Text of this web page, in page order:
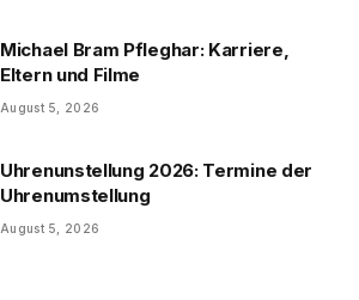
Michael Bram Pfleghar: Karriere,
Eltern und Filme
August 5, 2026
Uhrenunstellung 2026: Termine der
Uhrenumstellung
August 5, 2026